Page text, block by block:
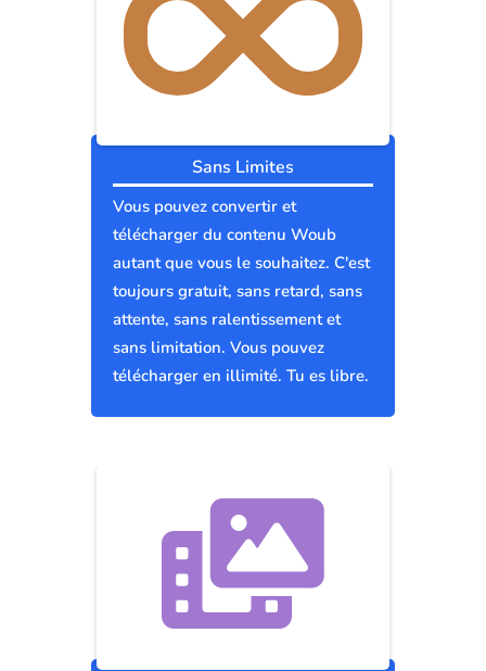
Sans Limites
Vous pouvez convertir et
télécharger du contenu Woub
autant que vous le souhaitez. C'est
toujours gratuit, sans retard, sans
attente, sans ralentissement et
sans limitation. Vous pouvez
télécharger en illimité. Tu es libre.